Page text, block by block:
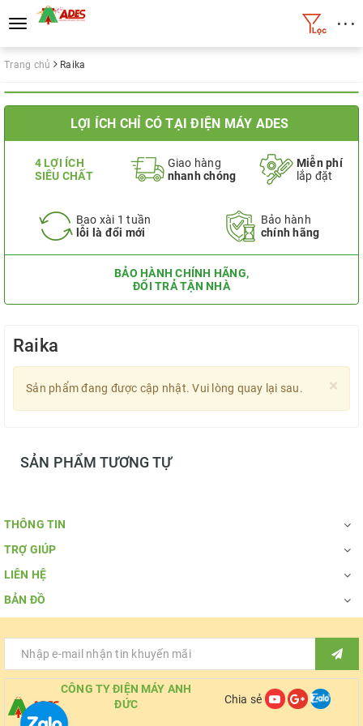
Toggle
navigation
• • •
Trang chủ Raika
LỢI ÍCH CHỈ CÓ TẠI ĐIỆN MÁY ADES
4 LỢI ÍCH
SIÊU CHẤT
Giao hàng
nhanh chóng
Miễn phí
lắp đặt
Bao xài 1 tuần
lỗi là đổi mới
Bảo hành
chính hãng
BẢO HÀNH CHÍNH HÃNG,
ĐỔI TRẢ TẬN NHÀ
Raika
×
Sản phẩm đang được cập nhật. Vui lòng quay lại sau.
SẢN PHẨM TƯƠNG TỰ
THÔNG TIN
TRỢ GIÚP
LIÊN HỆ
BẢN ĐỒ
CÔNG TY ĐIỆN MÁY ANH
ĐỨC
Chia sẻ